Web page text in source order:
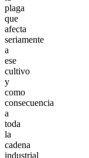
plaga
que
afecta
seriamente
a
ese
cultivo
y
como
consecuencia
a
toda
la
cadena
industrial